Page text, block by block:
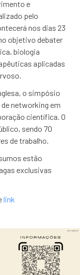
e
pelo
nos dias 23
objetivo debater
biologia
aplicadas
o simpósio
networking em
científica. O
sendo 70
de trabalho.
estão
exclusivas
link